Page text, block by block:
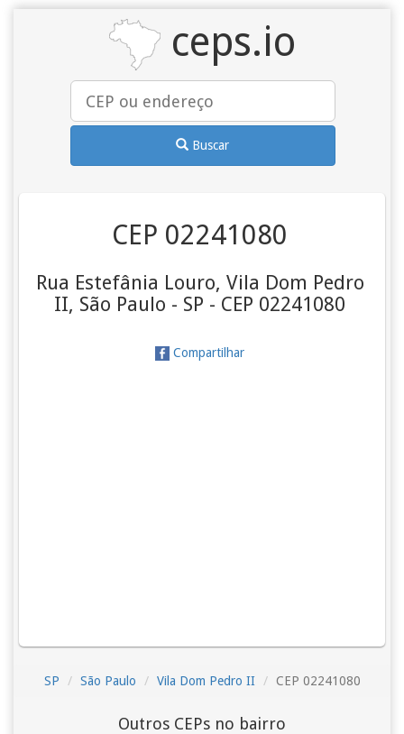
ceps.io
Buscar
CEP 02241080
Rua Estefânia Louro, Vila Dom Pedro
II, São Paulo - SP - CEP 02241080
Compartilhar
SP São Paulo Vila Dom Pedro II CEP 02241080
Outros CEPs no bairro